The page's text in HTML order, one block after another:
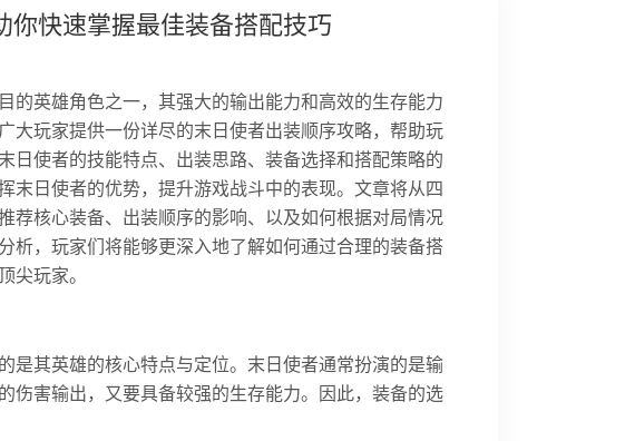
你快速掌握最佳装备搭配技巧
的英雄角色之一，其强大的输出能力和高效的生存能力
大玩家提供一份详尽的末日使者出装顺序攻略，帮助玩
日使者的技能特点、出装思路、装备选择和搭配策略的
末日使者的优势，提升游戏战斗中的表现。文章将从四
荐核心装备、出装顺序的影响、以及如何根据对局情况
析，玩家们将能够更深入地了解如何通过合理的装备搭
尖玩家。
是其英雄的核心特点与定位。末日使者通常扮演的是输
伤害输出，又要具备较强的生存能力。因此，装备的选